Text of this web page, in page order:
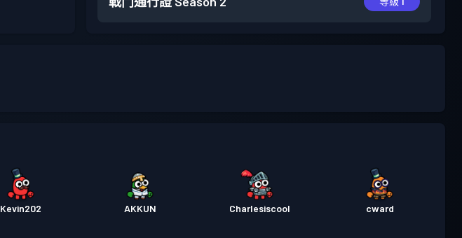
Kevin202 AKKUN Charlesiscool cward